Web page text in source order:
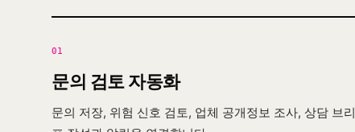
01
문의 검토 자동화
문의 저장, 위험 신호 검토, 업체 공개정보 조사, 상담 브리